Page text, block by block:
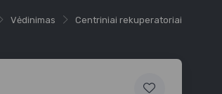
Vėdinimas Centriniai rekuperatoriai